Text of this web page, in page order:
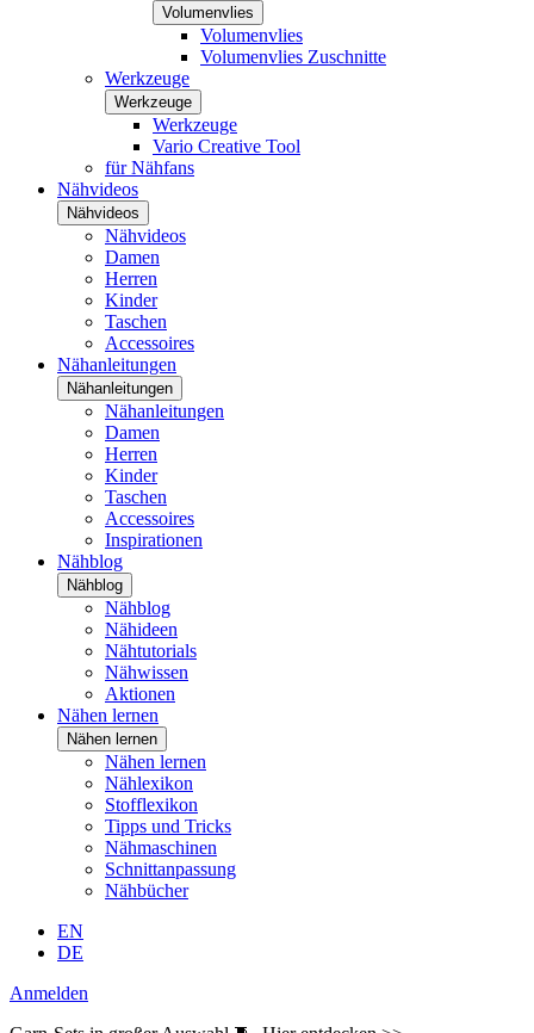
Volumenvlies
Volumenvlies
Volumenvlies Zuschnitte
Werkzeuge
Werkzeuge
Werkzeuge
Vario Creative Tool
für Nähfans
Nähvideos
Nähvideos
Nähvideos
Damen
Herren
Kinder
Taschen
Accessoires
Nähanleitungen
Nähanleitungen
Nähanleitungen
Damen
Herren
Kinder
Taschen
Accessoires
Inspirationen
Nähblog
Nähblog
Nähblog
Nähideen
Nähtutorials
Nähwissen
Aktionen
Nähen lernen
Nähen lernen
Nähen lernen
Nählexikon
Stofflexikon
Tipps und Tricks
Nähmaschinen
Schnittanpassung
Nähbücher
EN
DE
Anmelden